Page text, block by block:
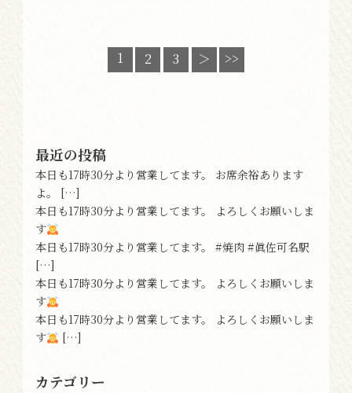
1 2 3 ＞ >>
最近の投稿
本日も17時30分より営業してます。 お席余裕あります
よ。 […]
本日も17時30分より営業してます。 よろしくお願いしま
す
本日も17時30分より営業してます。 #焼肉 #眞佐可名駅
[…]
本日も17時30分より営業してます。 よろしくお願いしま
す
本日も17時30分より営業してます。 よろしくお願いしま
す
[…]
カテゴリー